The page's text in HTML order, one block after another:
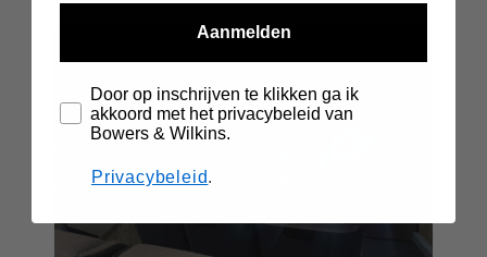
Aanmelden
Door op inschrijven te klikken ga ik
akkoord met het privacybeleid van
Bowers & Wilkins.
Privacybeleid.